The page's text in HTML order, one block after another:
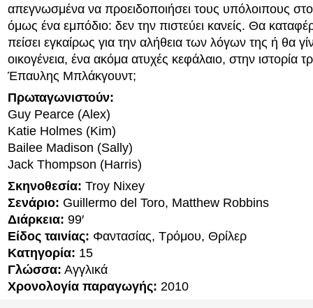
απεγνωσμένα να προειδοποιήσει τους υπόλοιπους στο
όμως ένα εμπόδιο: δεν την πιστεύει κανείς. Θα
πείσει εγκαίρως για την αλήθεια των λόγων της ή θα
οικογένεια, ένα ακόμα ατυχές κεφάλαιο, στην ιστορία
Έπαυλης Μπλάκγουντ;
Πρωταγωνιστούν:
Guy Pearce (Alex)
Katie Holmes (Kim)
Bailee Madison (Sally)
Jack Thompson (Harris)
Σκηνοθεσία: Troy Nixey
Σενάριο: Guillermo del Toro, Matthew Robbins
Διάρκεια: 99′
Είδος ταινίας: Φαντασίας, Τρόμου, Θρίλερ
Κατηγορία: 15
Γλώσσα: Αγγλικά
Χρονολογία παραγωγής: 2010